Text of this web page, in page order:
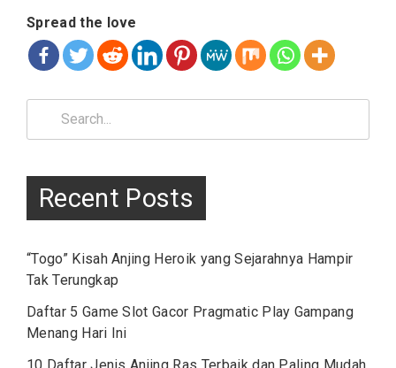
Spread the love
Recent Posts
“Togo” Kisah Anjing Heroik yang Sejarahnya Hampir
Tak Terungkap
Daftar 5 Game Slot Gacor Pragmatic Play Gampang
Menang Hari Ini